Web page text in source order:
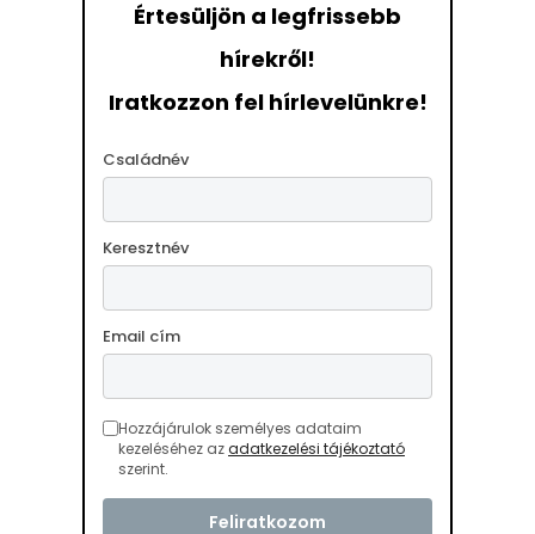
Értesüljön a legfrissebb
hírekről!
Iratkozzon fel hírlevelünkre!
Családnév
Keresztnév
Email cím
Hozzájárulok személyes adataim
kezeléséhez azadatkezelési tájékoztató
szerint.